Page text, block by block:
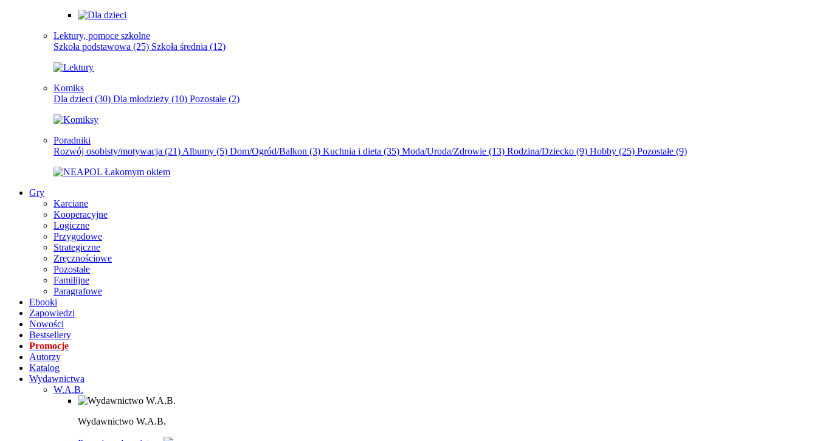
Lektury, pomoce szkolne
Szkoła podstawowa (25) Szkoła średnia (12)
Komiks
Dla dzieci (30) Dla młodzieży (10) Pozostałe (2)
Poradniki
Rozwój osobisty/motywacja (21) Albumy (5) Dom/Ogród/Balkon (3) Kuchnia i dieta (35) Moda/Uroda/Zdrowie (13) Rodzina/Dziecko (9) Hobby (25) Pozostałe (9)
Gry
Karciane
Kooperacyjne
Logiczne
Przygodowe
Strategiczne
Zręcznościowe
Pozostałe
Familijne
Paragrafowe
Ebooki
Zapowiedzi
Nowości
Bestsellery
Promocje
Autorzy
Katalog
Wydawnictwa
W.A.B.
Wydawnictwo W.A.B.